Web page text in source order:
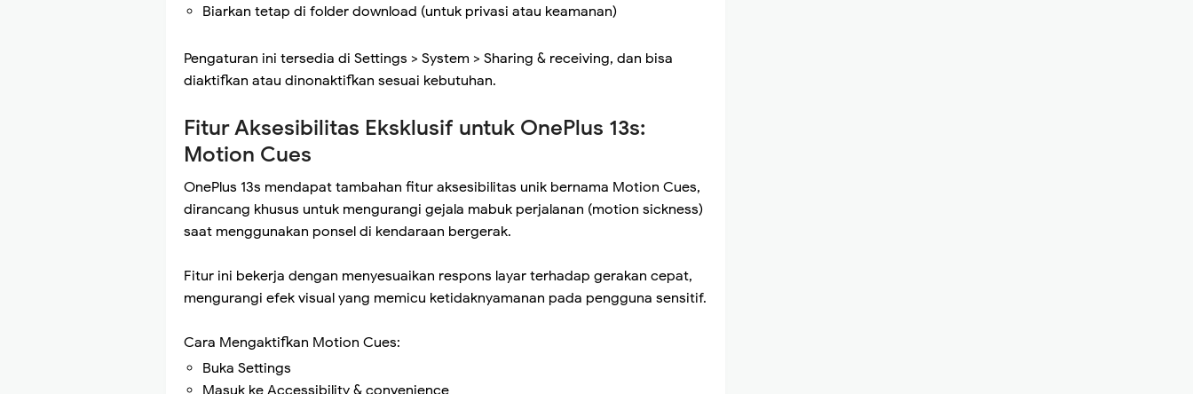
Biarkan tetap di folder download (untuk privasi atau keamanan)
Pengaturan ini tersedia di Settings > System > Sharing & receiving, dan bisa
diaktifkan atau dinonaktifkan sesuai kebutuhan.
Fitur Aksesibilitas Eksklusif untuk OnePlus 13s:
Motion Cues
OnePlus 13s mendapat tambahan fitur aksesibilitas unik bernama Motion Cues,
dirancang khusus untuk mengurangi gejala mabuk perjalanan (motion sickness)
saat menggunakan ponsel di kendaraan bergerak.
Fitur ini bekerja dengan menyesuaikan respons layar terhadap gerakan cepat,
mengurangi efek visual yang memicu ketidaknyamanan pada pengguna sensitif.
Cara Mengaktifkan Motion Cues:
Buka Settings
Masuk ke Accessibility & convenience